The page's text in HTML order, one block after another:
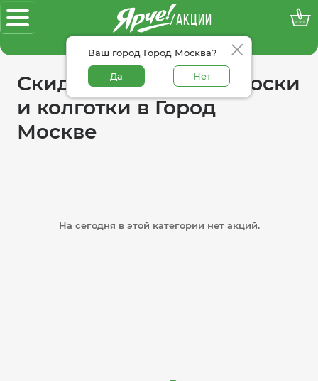
/АКЦИИ
Ваш город Город Москва?
Да Нет
100% достоверные акции
Скидки в категории носки
и колготки в Город
Москве
На сегодня в этой категории нет акций.